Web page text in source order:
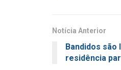
Notícia Anterior
Bandidos são
residência